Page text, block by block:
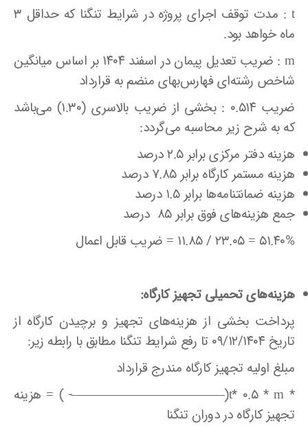
t : مدت توقف اجرای پروژه در شرایط تنگنا که حداقل ۳
ماه خواهد بود.
m : ضریب تعدیل پیمان در اسفند ۱۴۰۴ بر اساس میانگین
شاخص رشته‌ای فهارس‌بهای منضم به قرارداد
ضریب ۰.۵۱۴ : بخشی از ضریب بالاسری (۱.۳۰) می‌باشد
که به شرح زیر محاسبه می‌گردد:
هزینه دفتر مرکزی برابر ۲.۵ درصد
هزینه مستمر کارگاه برابر ۷.۸۵ درصد
هزینه ضمانتنامه‌ها برابر ۱.۵ درصد
جمع هزینه‌های فوق برابر ۸۵ درصد
۵۱.۴۰% = ۲۳.۰۵ / ۱۱.۸۵ = ضریب قابل اعمال
هزینه‌های تحمیلی تجهیز کارگاه:
پرداخت بخشی از هزینه‌های تجهیز و برچیدن کارگاه از
تاریخ ۰۹/۱۲/۱۴۰۴ تا رفع شرایط تنگنا مطابق با رابطه زیر:
مبلغ اولیه تجهیز کارگاه مندرج قرارداد
* t* ۰.۵ * m(————————————- ) = هزینه
تجهیز کارگاه در دوران تنگنا